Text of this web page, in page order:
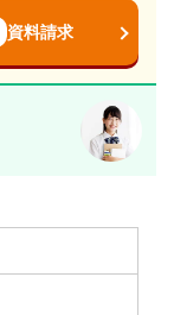
資料請求